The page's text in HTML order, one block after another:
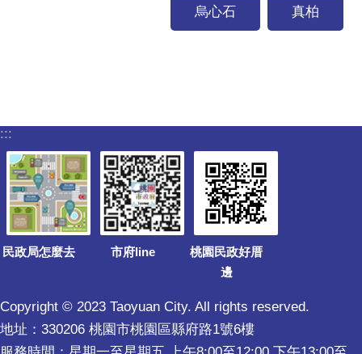
烏心石 真柏
:::
民政局怎麼去 市府line
桃園民政好厝
邊
Copyright © 2023 Taoyuan City. All rights reserved.
地址：330206 桃園市桃園區縣府路1號6樓